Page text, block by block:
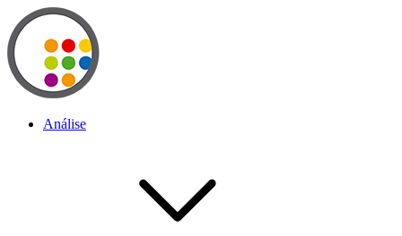
Análise